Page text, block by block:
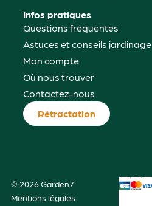
Infos pratiques
Questions fréquentes
Astuces et conseils jardinage
Mon compte
Où nous trouver
Contactez-nous
Rétractation
© 2026 Garden7
Mentions légales